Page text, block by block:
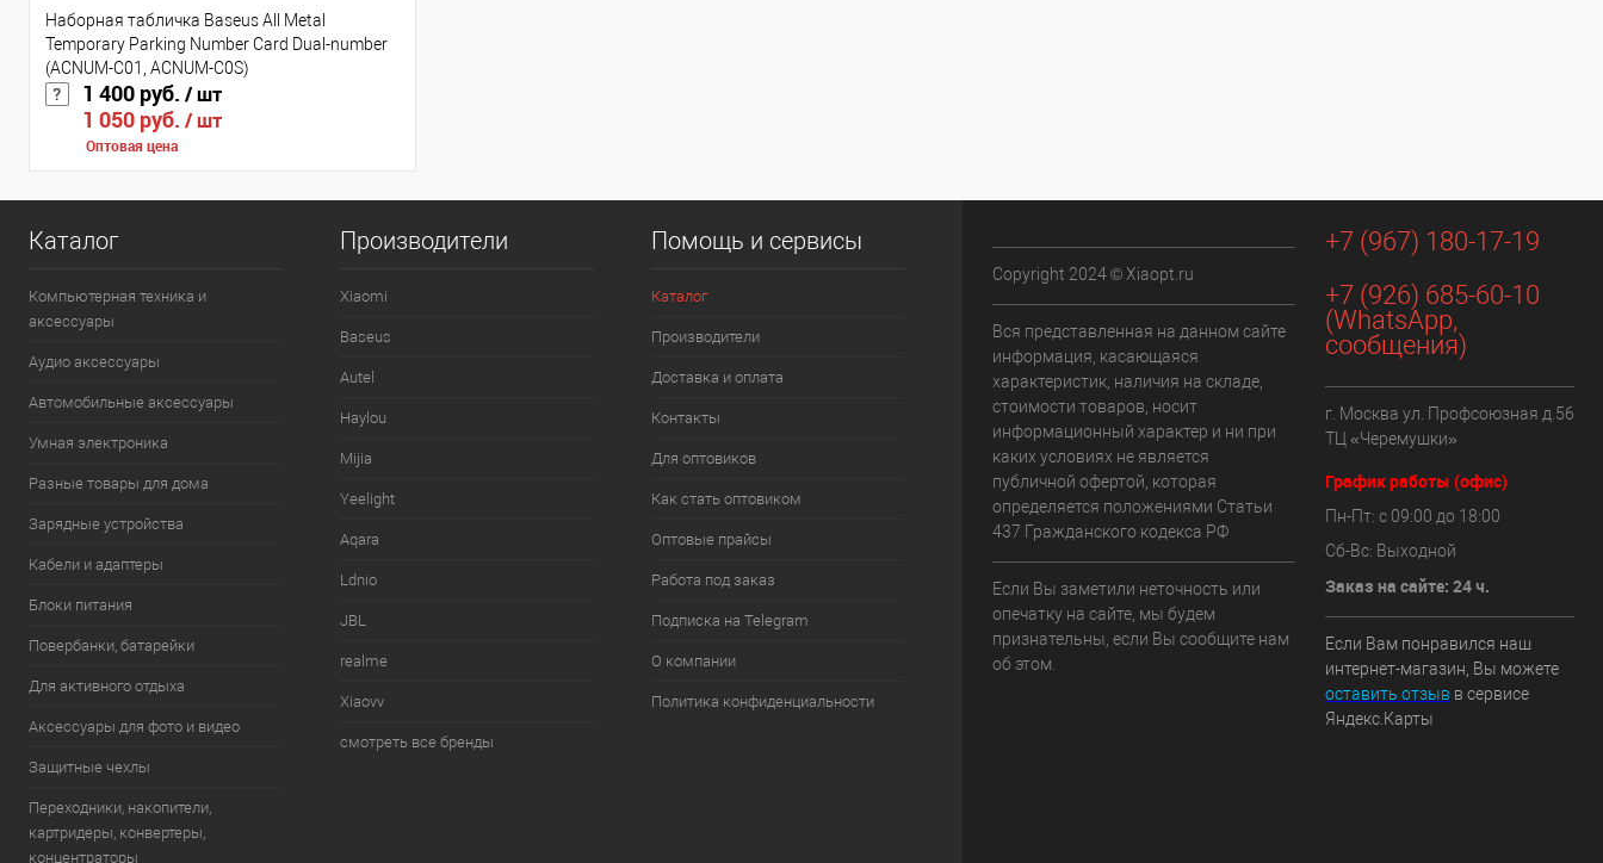
Наборная табличка Baseus All Metal
Temporary Parking Number Card Dual-number
(ACNUM-C01, ACNUM-C0S)
1 400 руб. / шт
1 050 руб. / шт
Оптовая цена
Каталог
Компьютерная техника и
аксессуары
Аудио аксессуары
Автомобильные аксессуары
Умная электроника
Разные товары для дома
Зарядные устройства
Кабели и адаптеры
Блоки питания
Повербанки, батарейки
Для активного отдыха
Аксессуары для фото и видео
Защитные чехлы
Переходники, накопители,
картридеры, конвертеры,
концентраторы
Производители
Xiaomi
Baseus
Autel
Haylou
Mijia
Yeelight
Aqara
Ldnio
JBL
realme
Xiaovv
смотреть все бренды
Помощь и сервисы
Каталог
Производители
Доставка и оплата
Контакты
Для оптовиков
Как стать оптовиком
Оптовые прайсы
Работа под заказ
Подписка на Telegram
О компании
Политика конфиденциальности
Copyright 2024 © Xiaopt.ru
Вся представленная на данном сайте
информация, касающаяся
характеристик, наличия на складе,
стоимости товаров, носит
информационный характер и ни при
каких условиях не является
публичной офертой, которая
определяется положениями Статьи
437 Гражданского кодекса РФ
Если Вы заметили неточность или
опечатку на сайте, мы будем
признательны, если Вы сообщите нам
об этом.
+7 (967) 180-17-19
+7 (926) 685-60-10
(WhatsApp,
сообщения)
г. Москва ул. Профсоюзная д.56
ТЦ «Черемушки»
График работы (офис)
Пн-Пт: с 09:00 до 18:00
Сб-Вс: Выходной
Заказ на сайте: 24 ч.
Если Вам понравился наш
интернет-магазин, Вы можете
оставить отзыв в сервисе
Яндекс.Карты